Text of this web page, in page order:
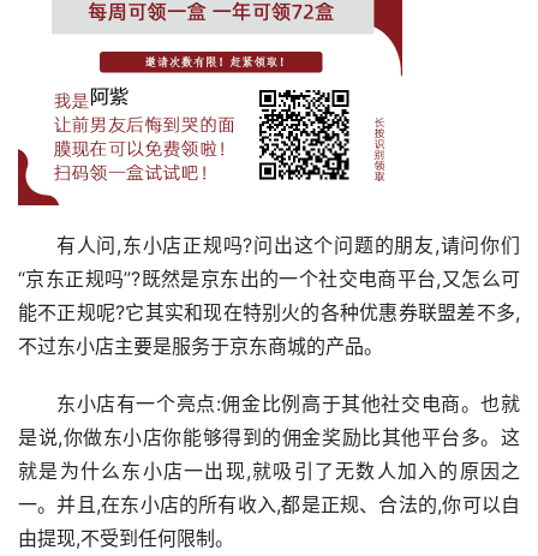
有人问,东小店正规吗?问出这个问题的朋友,请问你们
“京东正规吗”?既然是京东出的一个社交电商平台,又怎么可
能不正规呢?它其实和现在特别火的各种优惠券联盟差不多,
不过东小店主要是服务于京东商城的产品。
东小店有一个亮点:佣金比例高于其他社交电商。也就
是说,你做东小店你能够得到的佣金奖励比其他平台多。这
就是为什么东小店一出现,就吸引了无数人加入的原因之
一。并且,在东小店的所有收入,都是正规、合法的,你可以自
由提现,不受到任何限制。